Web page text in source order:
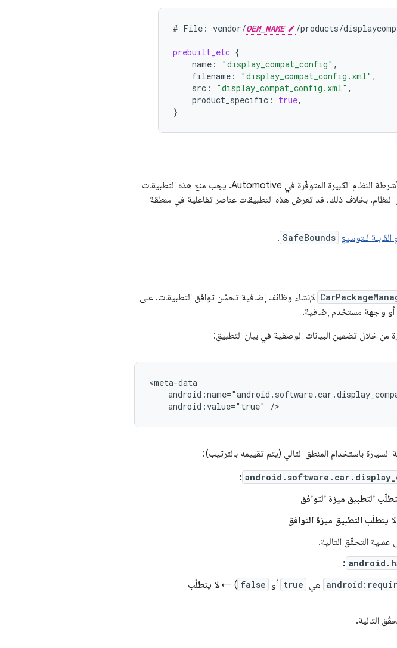
# File: vendor/OEM_NAME /products/
prebuilt_etc {
name : "display_compat_config" ,
filename : "display_compat_config.xml" ,
src : "display_compat_config.xml" ,
product_specific : true,
}
غالبًا ما لا تكون تطبيقات الهواتف والأجهزة اللوحية مصمّمة لأشرطة النظام الكبيرة المتوفّرة في Automotive. يجب منع هذه التطبيقات
بخلاف ذلك، قد تعرض هذه التطبيقات عناصر تفاعلية في منطقة
للتوسيع SafeBounds
.
لإنشاء وظائف إضافية تحسّن توافق التطبيقات. على
أو واجهة مستخدم إضافية.
من خلال تضمين البيانات الوصفية في بيان التطبيق:
android:value="true"
باستخدام المنطق التالي (يتم تقييمه بالترتيب):
:
التطبيق ميزة التوافق
لا يتطلّب التطبيق ميزة التوافق
عملية التحقّق التالية.
:
هي true أو false
) ←لا يتطلّب
التالية.